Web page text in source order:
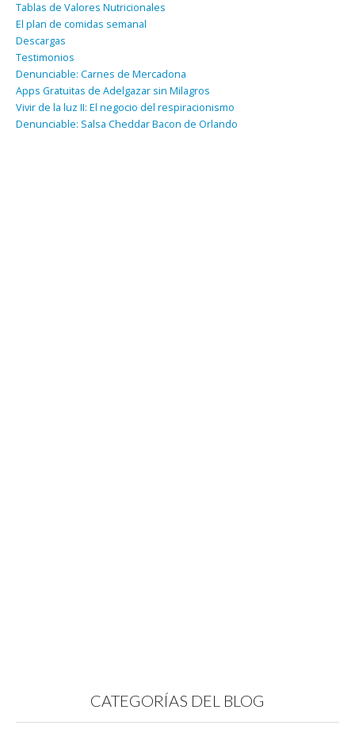
Tablas de Valores Nutricionales
El plan de comidas semanal
Descargas
Testimonios
Denunciable: Carnes de Mercadona
Apps Gratuitas de Adelgazar sin Milagros
Vivir de la luz II: El negocio del respiracionismo
Denunciable: Salsa Cheddar Bacon de Orlando
CATEGORÍAS DEL BLOG